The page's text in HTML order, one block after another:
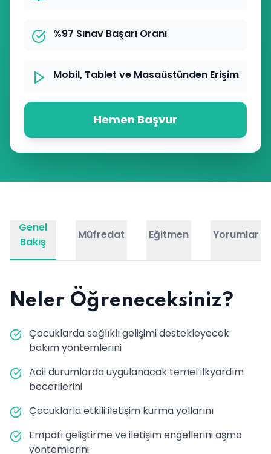
%97 Sınav Başarı Oranı
Mobil, Tablet ve Masaüstünden Erişim
Hemen Başvur
Genel
Bakış
Müfredat Eğitmen Yorumlar
Neler Öğreneceksiniz?
Çocuklarda sağlıklı gelişimi destekleyecek
bakım yöntemlerini
Acil durumlarda uygulanacak temel ilkyardım
becerilerini
Çocuklarla etkili iletişim kurma yollarını
Empati geliştirme ve iletişim engellerini aşma
yöntemlerini